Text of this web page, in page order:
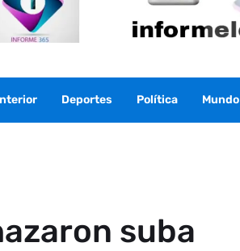
Deportes Política Mundo
suba